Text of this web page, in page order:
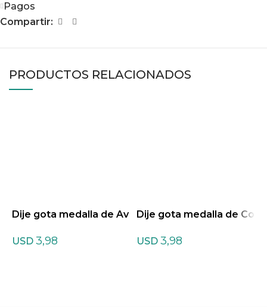
Pagos
Compartir:
PRODUCTOS RELACIONADOS
Dije gota medalla de Av
USD 3,98
Dije gota medalla de Co
USD 3,98